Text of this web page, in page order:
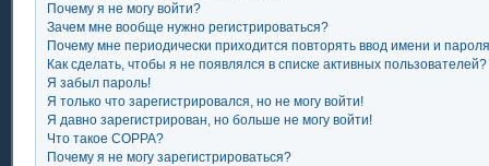
Почему я не могу войти?
Зачем мне вообще нужно регистрироваться?
Почему мне периодически приходится повторять ввод имени и
Как сделать, чтобы я не появлялся в списке активных пользователей?
Я забыл пароль!
Я только что зарегистрировался, но не могу войти!
Я давно зарегистрирован, но больше не могу войти!
Что такое COPPA?
Почему я не могу зарегистрироваться?